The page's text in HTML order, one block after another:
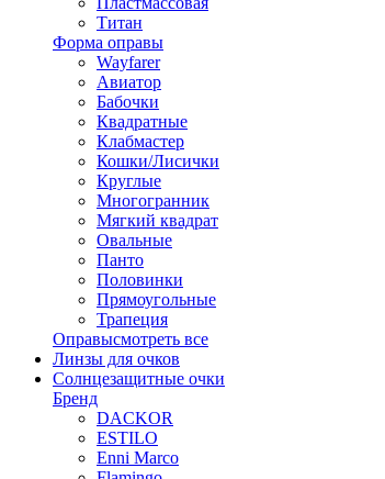
Титан
Форма оправы
Wayfarer
Авиатор
Бабочки
Квадратные
Клабмастер
Кошки/Лисички
Круглые
Многогранник
Мягкий квадрат
Овальные
Панто
Половинки
Прямоугольные
Трапеция
Оправысмотреть все
Линзы для очков
Солнцезащитные очки
Бренд
DACKOR
ESTILO
Enni Marco